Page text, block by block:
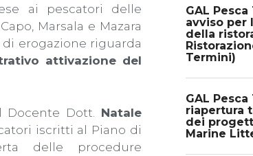
ai pescatori delle
Marsala e Mazara
erogazione riguarda
attivazione del
Docente Dott. Natale
iscritti al Piano di
delle procedure
GAL
avviso per
della
Termini)
GAL
riapertura
dei
Marine